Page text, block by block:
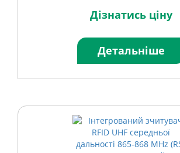
Дізнатись ціну
Детальніше